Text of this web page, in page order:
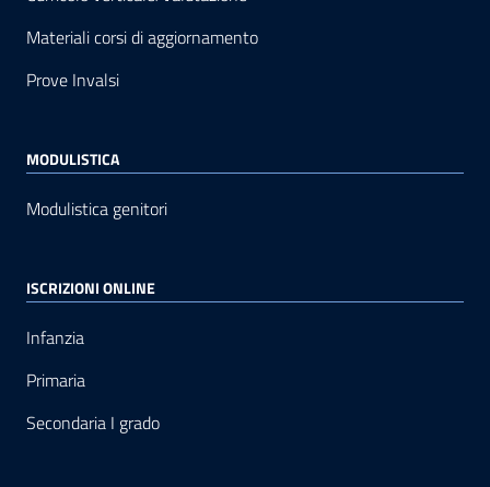
Materiali corsi di aggiornamento
Prove Invalsi
MODULISTICA
Modulistica genitori
ISCRIZIONI ONLINE
Infanzia
Primaria
Secondaria I grado